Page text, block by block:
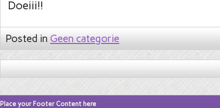
Doeiii!!
Posted in Geen categorie
Place your Footer Content here